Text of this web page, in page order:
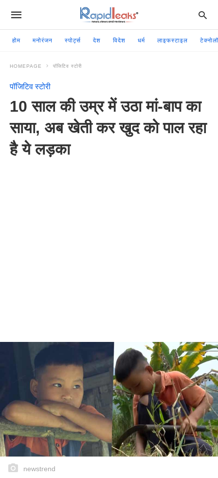
होम मनोरंजन स्पोर्ट्स देश विदेश धर्म लाइफस्टाइल
HOMEPAGE पॉजिटिव स्टोरी
पॉजिटिव स्टोरी
10 साल की उम्र में उठा मां-बाप का
साया, अब खेती कर खुद को पाल रहा
है ये लड़का
newstrend